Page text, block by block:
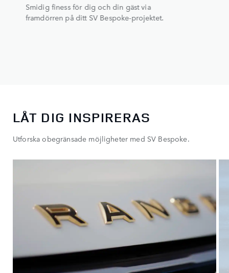
En kombination av intensivt surroundljud och
intelligent 3D-belysning. Hjärtat av din Range
LÅT DIG INSPIRERAS
Utforska obegränsade möjligheter med SV Bespoke.